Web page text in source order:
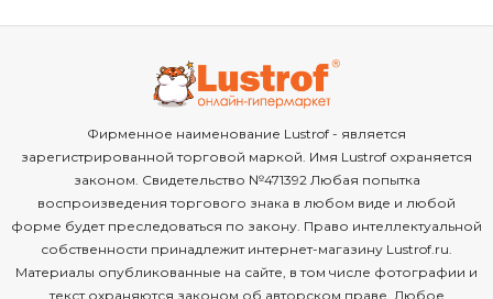
Фирменное наименование Lustrof - является
зарегистрированной торговой маркой. Имя Lustrof охраняется
законом. Свидетельство №471392 Любая попытка
воспроизведения торгового знака в любом виде и любой
форме будет преследоваться по закону. Право интеллектуальной
собственности принадлежит интернет-магазину Lustrof.ru.
Материалы опубликованные на сайте, в том числе фотографии и
текст охраняются законом об авторском праве. Любое